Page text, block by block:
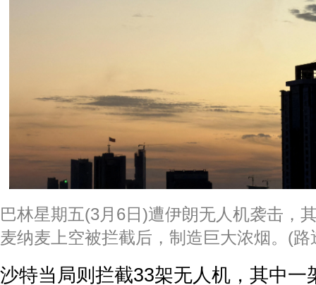
巴林星期五(3月6日)遭伊朗无人机袭击，
麦纳麦上空被拦截后，制造巨大浓烟。(路
沙特当局则拦截33架无人机，其中一